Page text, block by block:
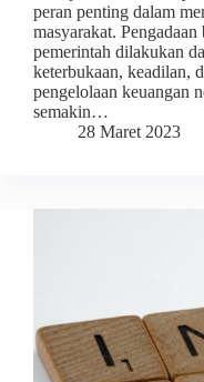
peran penting dalam
masyarakat.
pemerintah dilakukan
keterbukaan, keadilan,
pengelolaan keuangan
semakin…
28 Maret 2023